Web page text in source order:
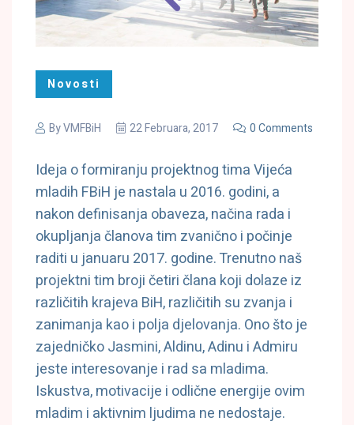
Novosti
ByVMFBiH 22 Februara, 2017 0 Comments
Ideja o formiranju projektnog tima Vijeća
mladih FBiH je nastala u 2016. godini, a
nakon definisanja obaveza, načina rada i
okupljanja članova tim zvanično i počinje
raditi u januaru 2017. godine. Trenutno naš
projektni tim broji četiri člana koji dolaze iz
različitih krajeva BiH, različitih su zvanja i
zanimanja kao i polja djelovanja. Ono što je
zajedničko Jasmini, Aldinu, Adinu i Admiru
jeste interesovanje i rad sa mladima.
Iskustva, motivacije i odlične energije ovim
mladim i aktivnim ljudima ne nedostaje.